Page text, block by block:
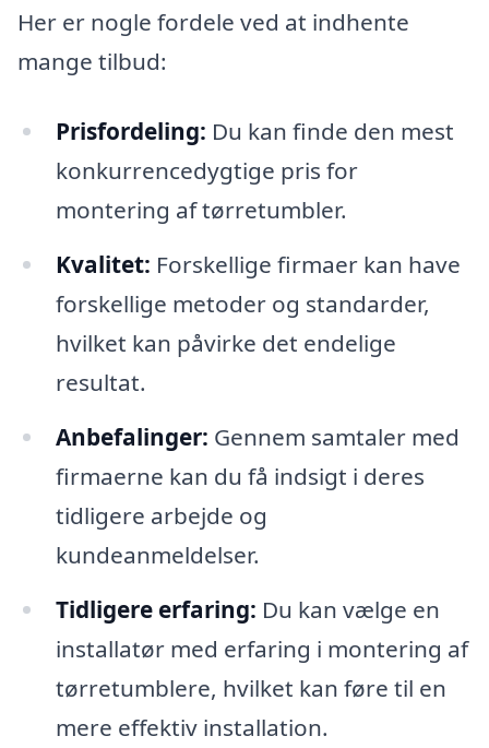
Her er nogle fordele ved at indhente
mange tilbud:
Prisfordeling: Du kan finde den mest
konkurrencedygtige pris for
montering af tørretumbler.
Kvalitet: Forskellige firmaer kan have
forskellige metoder og standarder,
hvilket kan påvirke det endelige
resultat.
Anbefalinger: Gennem samtaler med
firmaerne kan du få indsigt i deres
tidligere arbejde og
kundeanmeldelser.
Tidligere erfaring: Du kan vælge en
installatør med erfaring i montering af
tørretumblere, hvilket kan føre til en
mere effektiv installation.